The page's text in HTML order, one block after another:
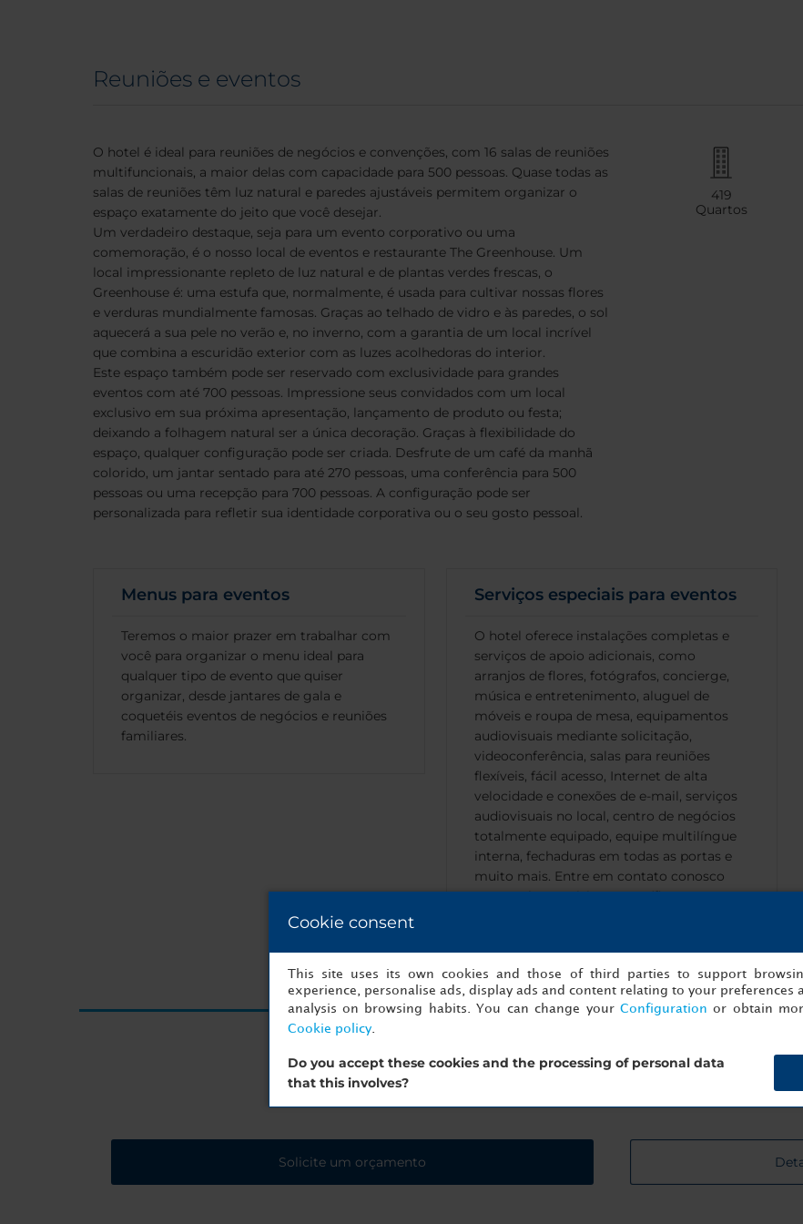
Reuniões e eventos
O hotel é ideal para reuniões de negócios e convenções, com 16 salas de reuniões
multifuncionais, a maior delas com capacidade para 500 pessoas. Quase todas as
salas de reuniões têm luz natural e paredes ajustáveis permitem organizar o
espaço exatamente do jeito que você desejar.
Um verdadeiro destaque, seja para um evento corporativo ou uma
comemoração, é o nosso local de eventos e restaurante The Greenhouse. Um
local impressionante repleto de luz natural e de plantas verdes frescas, o
Greenhouse é: uma estufa que, normalmente, é usada para cultivar nossas flores
e verduras mundialmente famosas. Graças ao telhado de vidro e às paredes, o sol
aquecerá a sua pele no verão e, no inverno, com a garantia de um local incrível
que combina a escuridão exterior com as luzes acolhedoras do interior.
Este espaço também pode ser reservado com exclusividade para grandes
eventos com até 700 pessoas. Impressione seus convidados com um local
exclusivo em sua próxima apresentação, lançamento de produto ou festa;
deixando a folhagem natural ser a única decoração. Graças à flexibilidade do
espaço, qualquer configuração pode ser criada. Desfrute de um café da manhã
colorido, um jantar sentado para até 270 pessoas, uma conferência para 500
pessoas ou uma recepção para 700 pessoas. A configuração pode ser
personalizada para refletir sua identidade corporativa ou o seu gosto pessoal.
419
Quartos
Menus para eventos
Teremos o maior prazer em trabalhar com
você para organizar o menu ideal para
qualquer tipo de evento que quiser
organizar, desde jantares de gala e
coquetéis eventos de negócios e reuniões
familiares.
Serviços especiais para eventos
O hotel oferece instalações completas e
serviços de apoio adicionais, como
arranjos de flores, fotógrafos, concierge,
música e entretenimento, aluguel de
móveis e roupa de mesa, equipamentos
audiovisuais mediante solicitação,
videoconferência, salas para reuniões
flexíveis, fácil acesso, Internet de alta
velocidade e conexões de e-mail, serviços
audiovisuais no local, centro de negócios
totalmente equipado, equipe multilíngue
interna, fechaduras em todas as portas e
muito mais. Entre em contato conosco
caso tenha requisitos específicos para seu
O seu próximo evento de sucesso está a apenas um
Solicite um orçamento
Cookie consent
This site uses its own cookies and those of third parties to support
experience, personalise ads, display ads and content relating to your preferences
analysis on browsing habits. You can change your Configuration or obtain
Cookie policy.
Do you accept these cookies and the processing of personal data
that this involves?